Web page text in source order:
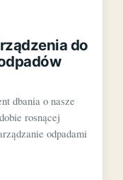
do
dbania o nasze
rosnącej
odpadami